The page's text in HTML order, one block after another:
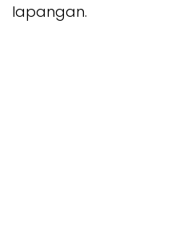
lapangan.